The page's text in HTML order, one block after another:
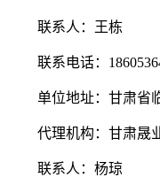
联系人：王栋
联系电话：
单位地址：甘肃省
代理机构：甘肃晟
联系人：杨琼